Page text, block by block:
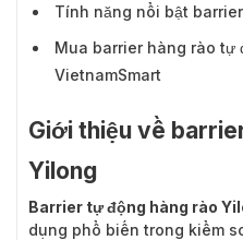
Tính năng nổi bật
Mua barrier hàng rào tự
VietnamSmart
Giới thiệu về
Yilong
Barrier tự động hàng rào
dụng phổ biến trong kiểm